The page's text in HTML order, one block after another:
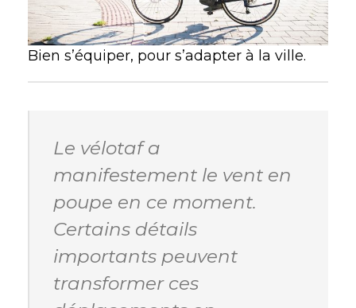
Bien s’équiper, pour s’adapter à la ville.
Le vélotaf a
manifestement le vent en
poupe en ce moment.
Certains détails
importants peuvent
transformer ces